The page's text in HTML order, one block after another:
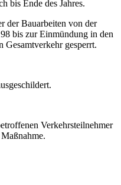
bis Ende des Jahres.
der Bauarbeiten von der
bis zur Einmündung in den
gesperrt.
Verkehrsteilnehmer